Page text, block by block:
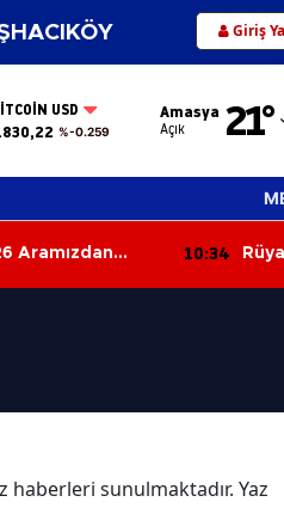
Giriş
USD
%-0.259
Amasya
Açık 21°
Adana
Adıyaman
Ağrı
Amasya
Artvin
Aramızdan
10:34
haberleri sunulmaktadır. Yaz